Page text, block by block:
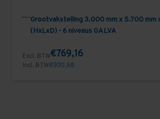
Grootvakstelling 3.000 mm x 5.700 mm
(HxLxD) - 6 niveaus GALVA
Excl. BTW€769,16
Incl. BTW€930,68